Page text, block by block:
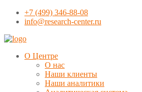
+7 (499) 346-88-08
info@research-center.ru
О Центре
О нас
Наши клиенты
Наши аналитики